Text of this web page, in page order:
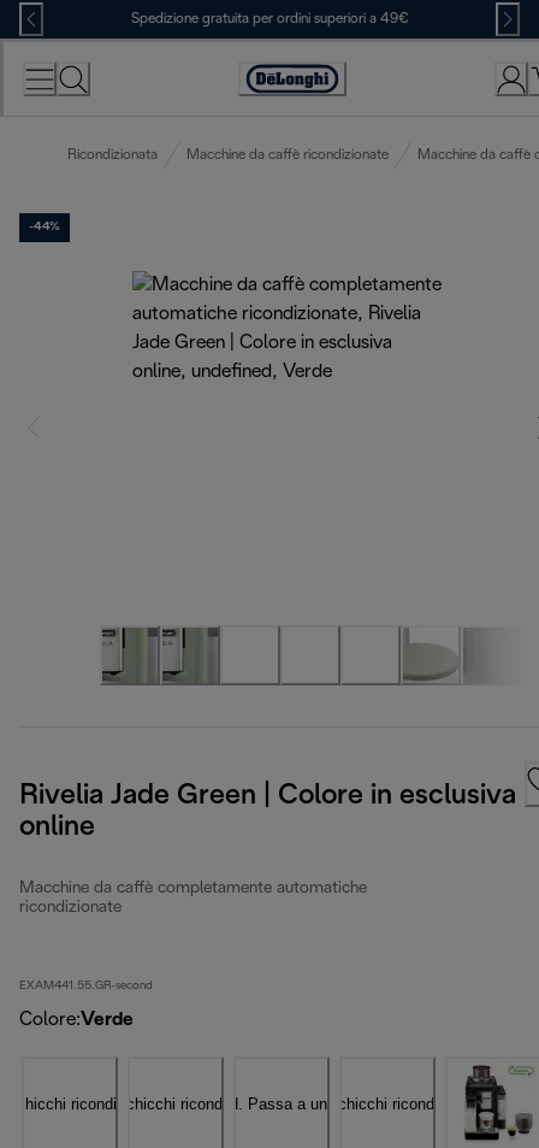
Skip
to
Content
Spedizione gratuita per ordini superiori a 49€
Accessibility
Ricondizionata Macchine da caffè ricondizionate Macchine da caffè
-44%
Rivelia Jade Green | Colore in esclusiva
online
Macchine da caffè completamente automatiche
ricondizionate
EXAM441.55.GR-second
Colore:Verde